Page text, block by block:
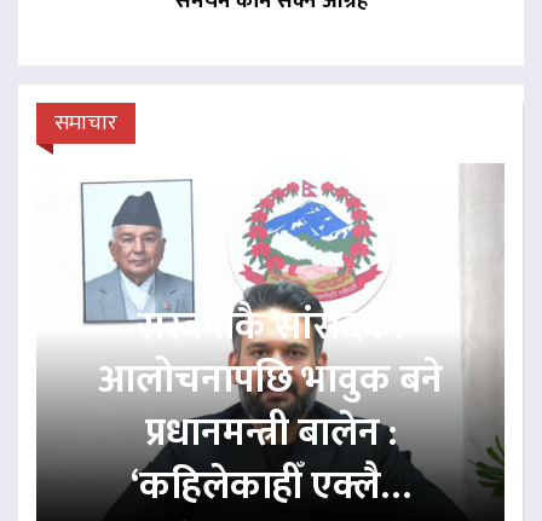
समाचार
रास्वपाकै सांसदको
आलोचनापछि भावुक बने
प्रधानमन्त्री बालेन :
‘कहिलेकाहीँ एक्लै…